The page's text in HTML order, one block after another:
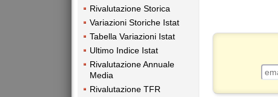
Rivalutazione Storica
Variazioni Storiche Istat
Tabella Variazioni Istat
Ultimo Indice Istat
Rivalutazione Annuale
Media
Rivalutazione TFR